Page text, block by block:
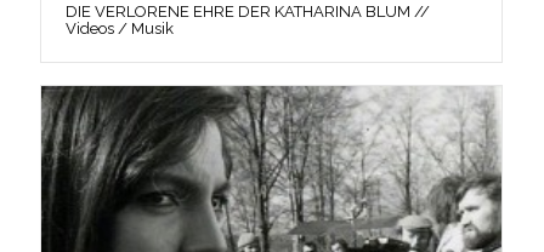
DIE VERLORENE EHRE DER KATHARINA BLUM //
Videos / Musik